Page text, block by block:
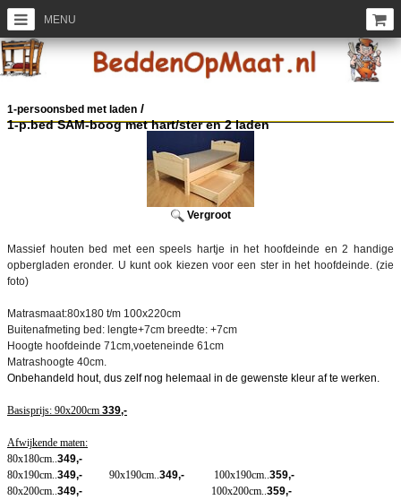
MENU
1-persoonsbed met laden /
1-p.bed SAM-boog met hart/ster en 2 laden
Vergroot
Massief houten bed met een speels hartje in het hoofdeinde en 2 handige
opbergladen eronder. U kunt ook kiezen voor een ster in het hoofdeinde. (zie
foto)
Matrasmaat:80x180 t/m 100x220cm
Buitenafmeting bed: lengte+7cm breedte: +7cm
Hoogte hoofdeinde 71cm,voeteneinde 61cm
Matrashoogte 40cm.
Onbehandeld hout, dus zelf nog helemaal in de gewenste kleur af te werken.
Basisprijs: 90x200cm 339,-
Afwijkende maten:
80x180cm..349,-
80x190cm..349,- 90x190cm..349,- 100x190cm..359,-
80x200cm..349,- 100x200cm..359,-